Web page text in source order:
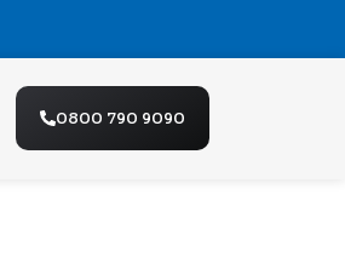
0800 790 9090